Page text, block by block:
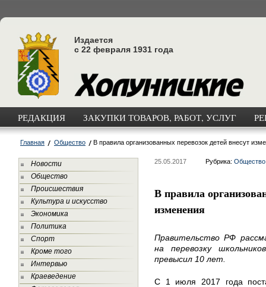
Издается
с 22 февраля 1931 года
РЕДАКЦИЯ ЗАКУПКИ ТОВАРОВ, РАБОТ, УСЛУГ
Главная Общество В правила организованных перевозок детей внесут
Новости
Общество
Происшествия
Культура и искусство
Экономика
Политика
Спорт
Кроме того
Интервью
Краеведение
25.05.2017 Рубрика: Общество
В правила
изменения
Правительство РФ
на перевозку
превысил 10 лет.
С 1 июля 2017 года